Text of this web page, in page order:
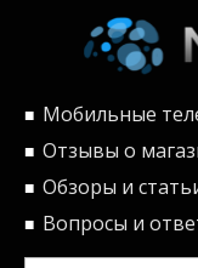
■ Мобильные
■ Отзывы о
■ Обзоры и
■ Вопросы и